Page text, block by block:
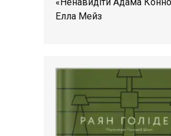
«Ненавидіти Адама
Елла Мейз